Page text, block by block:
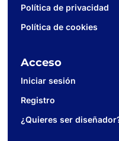
Política de privacidad
Política de cookies
Acceso
Iniciar sesión
Registro
¿Quieres ser